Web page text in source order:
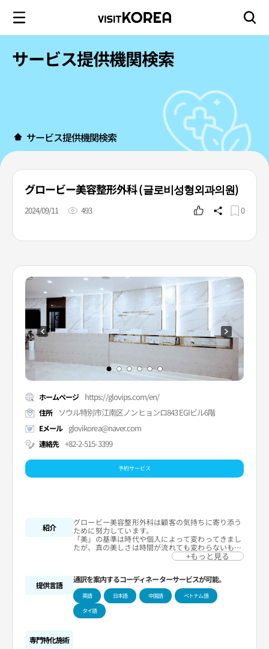
サービス提供機関検索
サービス提供機関検索
グロービー美容整形外科 (글로비성형외과의원)
2024/09/11 493 0
ホームページ https://glovips.com/en/
住所 ソウル特別市江南区ノンヒョンロ843 EGIビル6階
Eメール glovikorea@naver.com
連絡先 +82-2-515-3399
予約サービス
紹介
グロービー美容整形外科は顧客の気持ちに寄り添う
ために努力しています。
「美」の基準は時代や個人によって変わってきまし
たが、真の美しさは時間が流れても変わらないもの
です。グロービー美容整形外科は、変わらない美の
基準を見つけ出し、お一人おひとりに最高の満足を
けています。
長年の経験とノウハウに基づいた高い技術力と個人
の特徴を考慮したカスタム整形プログラム、政府か
ら研究開発専門部署として認定され、差別化された
技術力を持っている幹細胞研究所、患者の安全と利
+もっと見る
提供言語
通訳を案内するコーディネーターサービスが可能。
英語 日本語 中国語
ベトナム語
タイ語
専門特化施術